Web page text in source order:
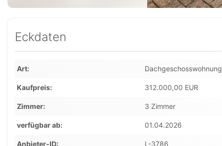
Eckdaten
Art Dachgeschosswohnung
Kaufpreis 312.000,00 EUR
Zimmer 3 Zimmer
verfügbar ab 01.04.2026
Anbieter-ID L-3786